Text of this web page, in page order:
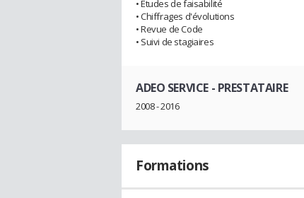
• Etudes de faisabilité
• Chiffrages d'évolutions
• Revue de Code
• Suivi de stagiaires
ADEO SERVICE- PRESTATAIRE
2008 - 2016
Formations